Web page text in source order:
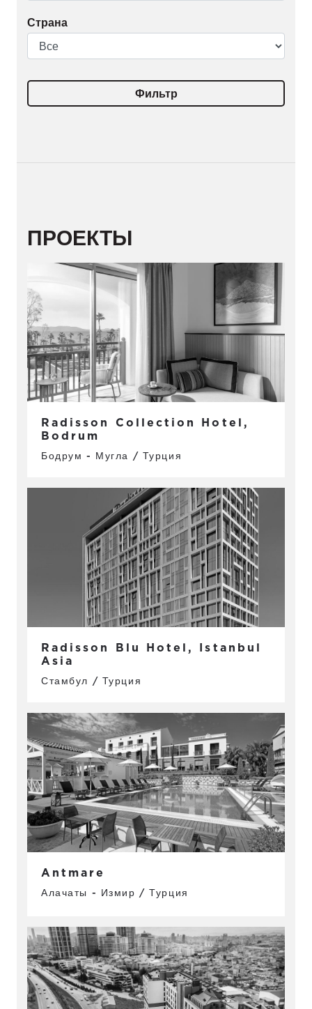
Страна
Фильтр
ПРОЕКТЫ
Radisson Collection Hotel,
Bodrum
Бодрум - Мугла / Турция
Radisson Blu Hotel, Istanbul
Asia
Стамбул / Турция
Antmare
Алачаты - Измир / Турция